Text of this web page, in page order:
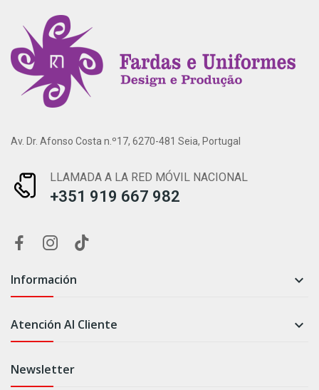
Av. Dr. Afonso Costa n.º17, 6270-481 Seia, Portugal
LLAMADA A LA RED MÓVIL NACIONAL
+351 919 667 982
Información 
Atención Al Cliente 
Newsletter